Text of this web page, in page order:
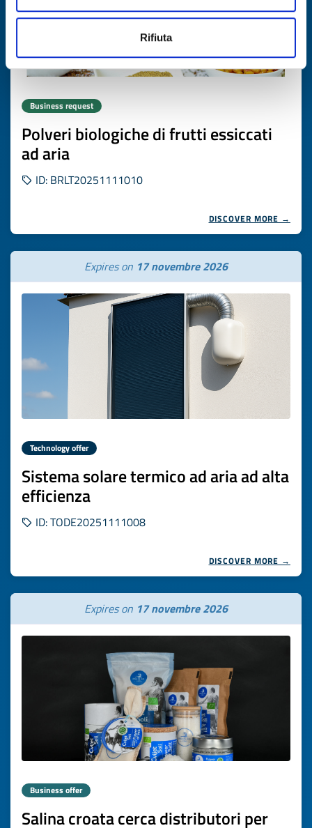
Rifiuta
Business request
Polveri biologiche di frutti essiccati
ad aria
ID: BRLT20251111010
DISCOVER MORE →
Expires on 17 novembre 2026
Technology offer
Sistema solare termico ad aria ad alta
efficienza
ID: TODE20251111008
DISCOVER MORE →
Expires on 17 novembre 2026
Business offer
Salina croata cerca distributori per